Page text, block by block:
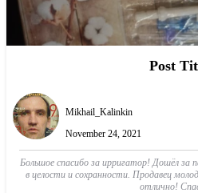
Post
Mikhail_Kalinkin
November 24, 2021
Большое спасибо за ирригатор! Дошёл за
в целости и сохранности. Продавец
отлично!